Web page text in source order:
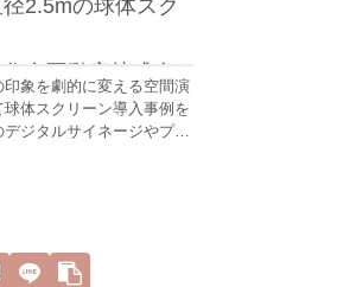
2.5mの球体スク
友不動産株式会
印象を劇的に変える空間演
球体スクリーン導入事例を
デジタルサイネージやプロ